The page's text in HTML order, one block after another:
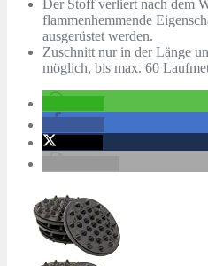
Der Stoff verliert nach dem
flammenhemmende
ausgerüstet werden.
Zuschnitt nur in der Länge
möglich, bis max. 60